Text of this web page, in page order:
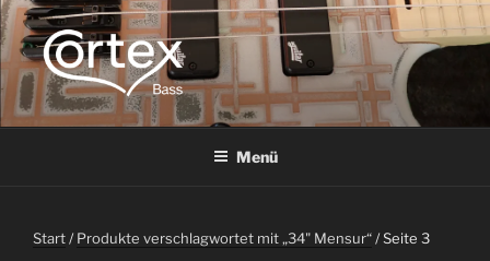
CORTEX BASS
Express your creative flow
Menü
Start/Produkte verschlagwortet mit „34" Mensur“/ Seite 3